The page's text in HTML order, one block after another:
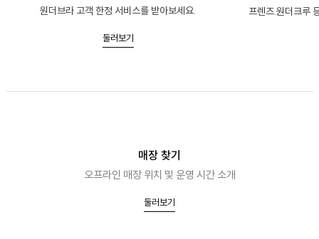
원더브라 고객 한정 서비스를 받아보세요.
둘러보기
프렌즈.원더크루
매장 찾기
오프라인 매장 위치 및 운영 시간 소개
둘러보기